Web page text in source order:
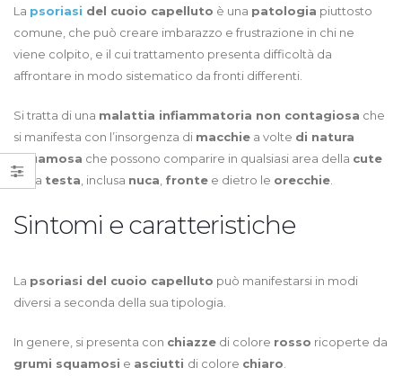
terapeutici
e
di
prevenzione
affrontare
la
psoriasi
cuoio
La psoriasi del cuoio capelluto è una patologia piuttosto
comune, che può creare imbarazzo e frustrazione in chi ne
viene colpito, e il cui trattamento presenta difficoltà da
affrontare in modo sistematico da fronti differenti.
Si tratta di una malattia infiammatoria non contagiosa che
si manifesta con l’insorgenza di macchie a volte di natura
squamosa che possono comparire in qualsiasi area della cute
della testa , inclusa nuca fronte e dietro le orecchie
Sintomi e caratteristiche
La psoriasi del cuoio capelluto può manifestarsi in modi
diversi a seconda della sua tipologia.
In genere, si presenta con chiazze di colore rosso ricoperte da
grumi squamosi e asciutti di colore chiaro